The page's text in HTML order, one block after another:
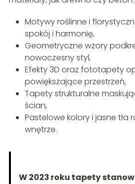
Motywy roślinne i
spokój i harmonię,
Geometryczne wzory
nowoczesny styl,
Efekty 3D oraz fototapety
powiększające przestrzeń,
Tapety strukturalne
ścian,
Pastelowe kolory i jasne tła
wnętrze.
W 2023 roku tapety